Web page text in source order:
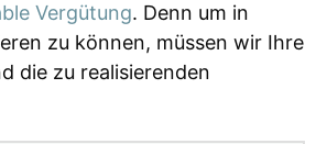
Vergütung. Denn um in
zu können, müssen wir Ihre
die zu realisierenden